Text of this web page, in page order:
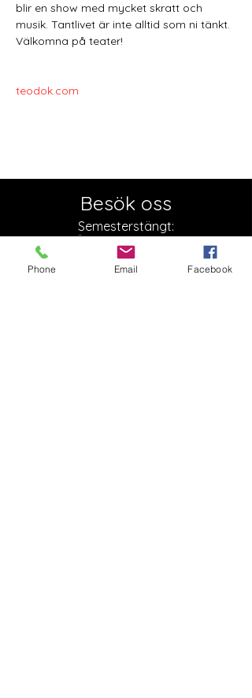
blir en show med mycket skratt och
musik. Tantlivet är inte alltid som ni tänkt.
Välkomna på teater!
teodok.com
Besök oss
Semesterstängt:
Öppnar 5 augusti
Slottsgatan 17
Phone Email Facebook